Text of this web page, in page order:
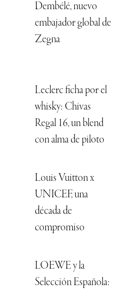
Dembélé, nuevo
embajador global de
Zegna
Leclerc ficha por el
whisky: Chivas
Regal 16, un blend
con alma de piloto
Louis Vuitton x
UNICEF, una
década de
compromiso
LOEWE y la
Selección Española: